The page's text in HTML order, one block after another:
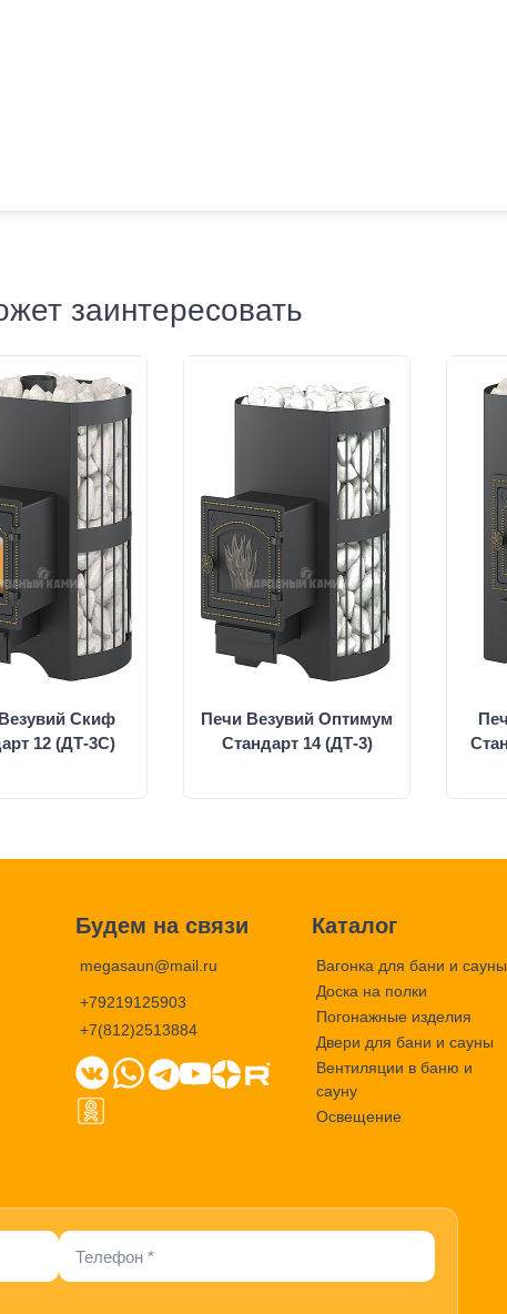
заинтересовать
Скиф
12 (ДТ-3С)
Печи Везувий Оптимум
Стандарт 14 (ДТ-3)
Будем на связи
megasaun@mail.ru
+79219125903
+7(812)2513884
Каталог
Вагонка для бани и сауны
Доска на полки
Погонажные изделия
Двери для бани и сауны
Вентиляции в баню и
сауну
Освещение